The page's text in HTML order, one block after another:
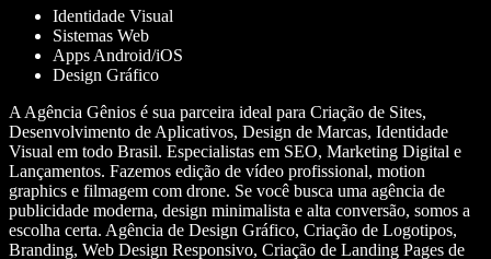
Identidade Visual
Sistemas Web
Apps Android/iOS
Design Gráfico
A Agência Gênios é sua parceira ideal para Criação de Sites,
Desenvolvimento de Aplicativos, Design de Marcas, Identidade
Visual em todo Brasil. Especialistas em SEO, Marketing Digital e
Lançamentos. Fazemos edição de vídeo profissional, motion
graphics e filmagem com drone. Se você busca uma agência de
publicidade moderna, design minimalista e alta conversão, somos a
escolha certa. Agência de Design Gráfico, Criação de Logotipos,
Branding, Web Design Responsivo, Criação de Landing Pages de